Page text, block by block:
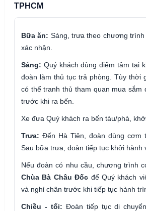
TPHCM
Bữa ăn: Sáng, trưa theo chương
xác nhận.
Sáng: Quý khách dùng điểm tâm tại
đoàn làm thủ tục trả phòng. Tùy thời
có thể tranh thủ tham quan mua sắm
trước khi ra bến.
Xe đưa Quý khách ra bến tàu/phà,
Trưa: Đến Hà Tiên, đoàn dùng cơm
Sau bữa trưa, đoàn tiếp tục khởi hành
Nếu đoàn có nhu cầu, chương trình
Chùa Bà Châu Đốc để Quý khách
và nghỉ chân trước khi tiếp tục hành
Chiều - tối: Đoàn tiếp tục di